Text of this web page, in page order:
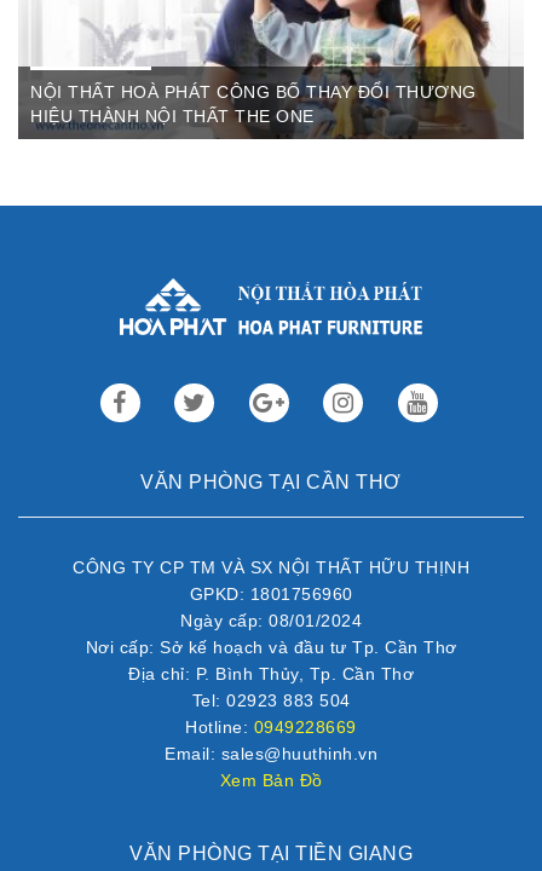
NỘI THẤT HOÀ PHÁT CÔNG BỐ THAY ĐỔI THƯƠNG
HIỆU THÀNH NỘI THẤT THE ONE
VĂN PHÒNG TẠI CẦN THƠ
CÔNG TY CP TM VÀ SX NỘI THẤT HỮU THỊNH
GPKD: 1801756960
Ngày cấp: 08/01/2024
Nơi cấp: Sở kế hoạch và đầu tư Tp. Cần Thơ
Địa chỉ: P. Bình Thủy, Tp. Cần Thơ
Tel: 02923 883 504
Hotline: 0949228669
Email: sales@huuthinh.vn
Xem Bản Đồ
VĂN PHÒNG TẠI TIỀN GIANG